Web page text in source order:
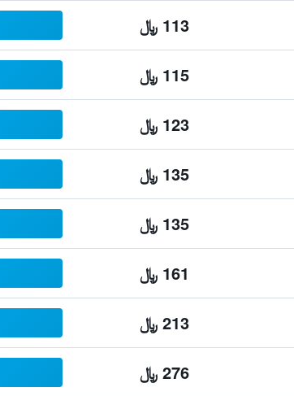
113 ﷼
115 ﷼
123 ﷼
135 ﷼
135 ﷼
161 ﷼
213 ﷼
276 ﷼